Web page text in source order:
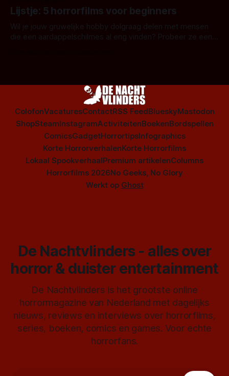
Amsterdamned of The Johnsons. Maar Nederlandse horror
is niet beperkt tot films. Hier een aantal Nederlandse tv-
series uit het duistere of horrorgenre. Als
Lijstje: 5 horrorfilms voor beginners
Wil je jouw gruwelijke hobby dolgraag delen met mensen
die een aardappelschilmes al eng vinden? Probeer ze eens
ColofonVacaturesContactRSS FeedBlueskyMastodon
ShopSteamInstagramActiviteitenBoekenBordspellen
ComicsGadgetHorrortipsInfographics
Korte HorrorverhalenKorte Horrorfilms
Lokaal SpookverhaalPremium artikelenColumns
Horrorfilms 2026No Geeks, No Glory
Werkt op Ghost
De Nachtvlinders - alles over
horror & duister entertainment
De Nachtvlinders is het grootste online
horrormagazine van Nederland met dagelijks
nieuws, reviews en interviews over horrorfilms,
series, boeken, comics en games. Voor echte
horrorfans.